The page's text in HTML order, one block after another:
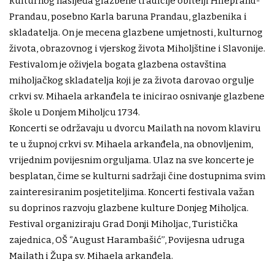
Prandau, posebno Karla baruna Prandau, glazbenika i
skladatelja. On je mecena glazbene umjetnosti, kulturnog
života, obrazovnog i vjerskog života Miholjštine i Slavonije.
Festivalom je oživjela bogata glazbena ostavština
miholjačkog skladatelja koji je za života darovao orgulje
crkvi sv. Mihaela arkanđela te inicirao osnivanje glazbene
škole u Donjem Miholjcu 1734.
Koncerti se održavaju u dvorcu Mailath na novom klaviru
te u župnoj crkvi sv. Mihaela arkanđela, na obnovljenim,
vrijednim povijesnim orguljama. Ulaz na sve koncerte je
besplatan, čime se kulturni sadržaji čine dostupnima svim
zainteresiranim posjetiteljima. Koncerti festivala važan
su doprinos razvoju glazbene kulture Donjeg Miholjca.
Festival organiziraju Grad Donji Miholjac, Turistička
zajednica, OŠ ‘’August Harambašić’’, Povijesna udruga
Mailath i Župa sv. Mihaela arkanđela.